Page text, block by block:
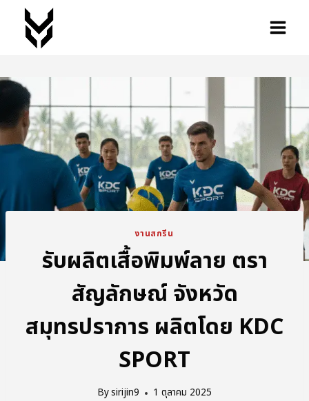
งานสกรีน
รับผลิตเสื้อพิมพ์ลาย ตรา
สัญลักษณ์ จังหวัด
สมุทรปราการ ผลิตโดย KDC
SPORT
Bysirijin9 1 ตุลาคม 2025